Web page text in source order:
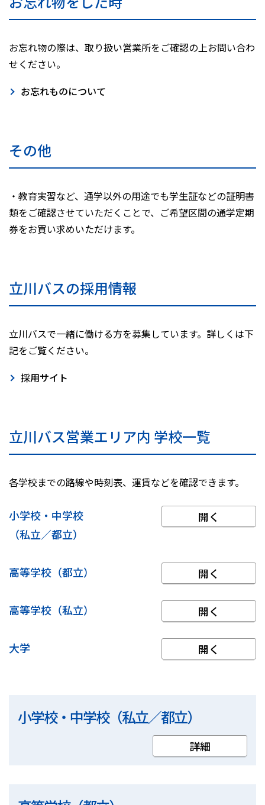
お忘れ物の際は、取り扱い営業所をご確認の上お問い合わ
せください。
お忘れものについて
その他
・教育実習など、通学以外の用途でも学生証などの証明書
類をご確認させていただくことで、ご希望区間の通学定期
券をお買い求めいただけます。
立川バスの採用情報
立川バスで一緒に働ける方を募集しています。詳しくは下
記をご覧ください。
採用サイト
立川バス営業エリア内 学校一覧
各学校までの路線や時刻表、運賃などを確認できます。
小学校・中学校
（私立／都立）
高等学校（都立）
高等学校（私立）
大学
小学校・中学校（私立／都立）